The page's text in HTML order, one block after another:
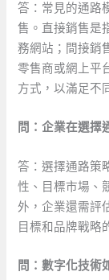
答：常見的通路
售。直接銷售是
務網站；間接銷
零售商或網上平
方式，以滿足不
問：企業在選擇
答：選擇通路策
性、目標市場、
外，企業還需評
目標和品牌戰略
問：數字化技術